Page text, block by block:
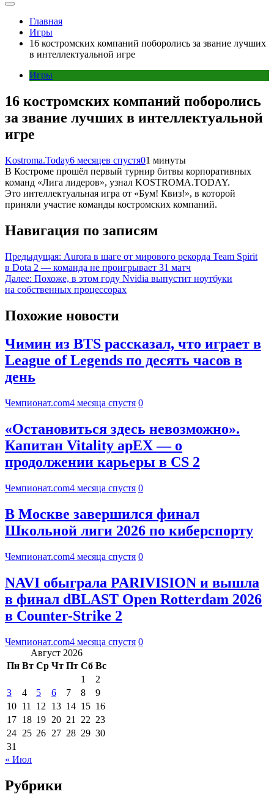
Главная
Игры
16 костромских компаний поборолись за звание лучших
в интеллектуальной игре
Игры
16 костромских компаний поборолись
за звание лучших в интеллектуальной
игре
Kostroma.Today6 месяцев спустя01 минуты
В Костроме прошёл первый турнир битвы корпоративных
команд «Лига лидеров», узнал KOSTROMA.TODAY.
Это интеллектуальная игра от «Бум! Квиз!», в которой
приняли участие команды костромских компаний.
Навигация по записям
Предыдущая: Aurora в шаге от мирового рекорда Team Spirit
в Dota 2 — команда не проигрывает 31 матч
Далее: Похоже, в этом году Nvidia выпустит ноутбуки
на собственных процессорах
Похожие новости
Чимин из BTS рассказал, что играет в
League of Legends по десять часов в
день
Чемпионат.com4 месяца спустя 0
«Остановиться здесь невозможно».
Капитан Vitality apEX — о
продолжении карьеры в CS 2
Чемпионат.com4 месяца спустя 0
В Москве завершился финал
Школьной лиги 2026 по киберспорту
Чемпионат.com4 месяца спустя 0
NAVI обыграла PARIVISION и вышла
в финал dBLAST Open Rotterdam 2026
в Counter-Strike 2
Чемпионат.com4 месяца спустя 0
Август 2026
Пн Вт Ср Чт Пт Сб Вс
1
2
3
4 5 6 7 8
9
10 11 12 13 14 15 16
17 18 19 20 21 22 23
24 25 26 27 28 29 30
31
« Июл
Рубрики